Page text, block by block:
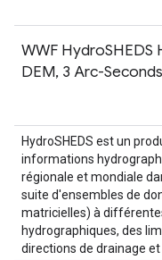
WWF
DEM, 3 Arc-Seconds
HydroSHEDS est un
informations
régionale et mondiale
suite d'ensembles de
matricielles) à
hydrographiques, des
directions de drainage